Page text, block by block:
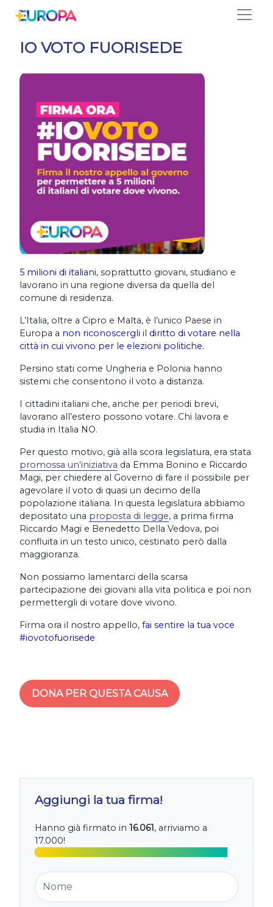
IO VOTO FUORISEDE
5 milioni di italiani, soprattutto giovani, studiano e
lavorano in una regione diversa da quella del
comune di residenza.
L’Italia, oltre a Cipro e Malta, è l’unico Paese in
Europa a non riconoscergli il diritto di votare nella
città in cui vivono per le elezioni politiche.
Persino stati come Ungheria e Polonia hanno
sistemi che consentono il voto a distanza.
I cittadini italiani che, anche per periodi brevi,
lavorano all’estero possono votare. Chi lavora e
studia in Italia NO.
Per questo motivo, già alla scora legislatura, era stata
promossa un'iniziativa da Emma Bonino e Riccardo
Magi, per chiedere al Governo di fare il possibile per
agevolare il voto di quasi un decimo della
popolazione italiana. In questa legislatura abbiamo
depositato una proposta di legge, a prima firma
Riccardo Magi e Benedetto Della Vedova, poi
confluita in un testo unico, cestinato però dalla
maggioranza.
Non possiamo lamentarci della scarsa
partecipazione dei giovani alla vita politica e poi non
permettergli di votare dove vivono.
Firma ora il nostro appello, fai sentire la tua voce
#iovotofuorisede
DONA PER QUESTA CAUSA
Aggiungi la tua firma!
Hanno già firmato in 16.061, arriviamo a
17.000!
Nome